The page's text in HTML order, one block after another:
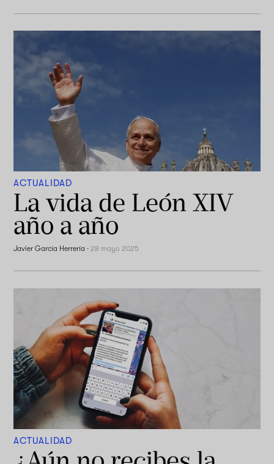
ACTUALIDAD
La vida de León XIV
año a año
Javier García Herrería · 28 mayo 2025
ACTUALIDAD